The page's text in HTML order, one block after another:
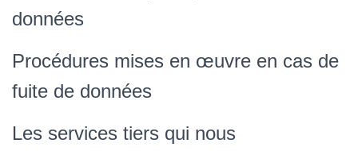
données
Procédures mises en œuvre en cas de
fuite de données
Les services tiers qui nous